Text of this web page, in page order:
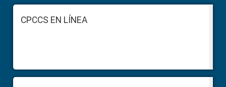
FooterCPCCS EN LÍNEA